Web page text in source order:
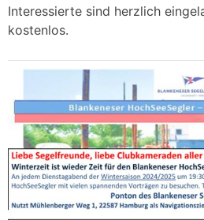
Interessierte sind herzlich
kostenlos.